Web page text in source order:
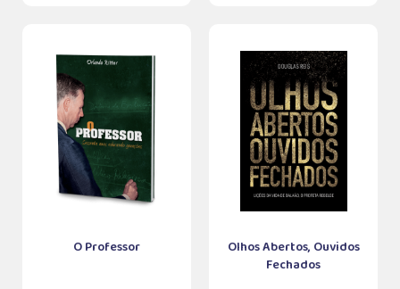
O Professor
Olhos Abertos, Ouvidos
Fechados